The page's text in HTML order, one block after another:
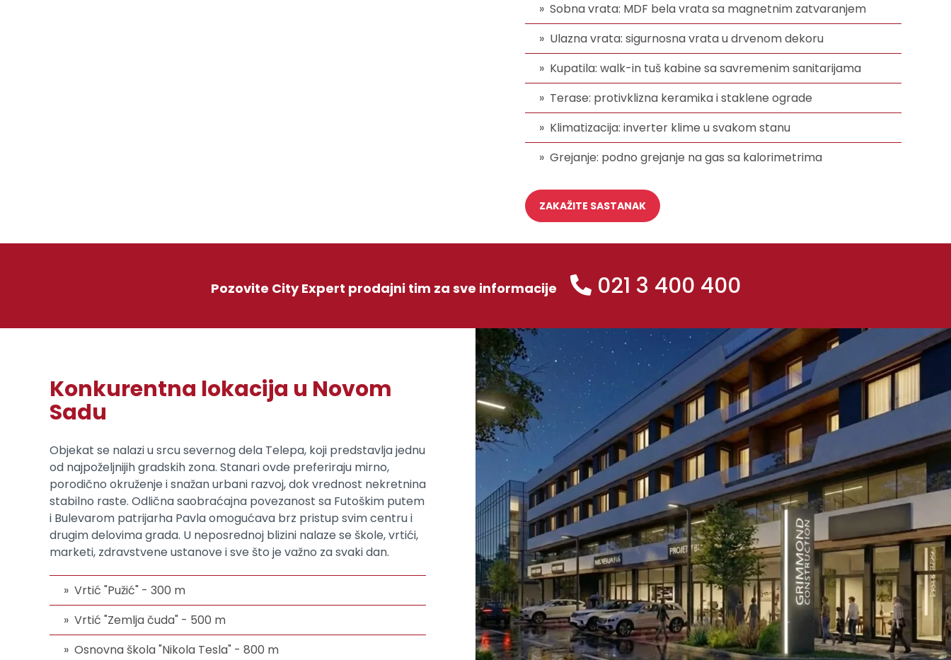
Sobna vrata: MDF bela vrata sa magnetnim zatvaranjem
Ulazna vrata: sigurnosna vrata u drvenom dekoru
Kupatila: walk-in tuš kabine sa savremenim sanitarijama
Terase: protivklizna keramika i staklene ograde
Klimatizacija: inverter klime u svakom stanu
Grejanje: podno grejanje na gas sa kalorimetrima
ZAKAŽITE SASTANAK
Pozovite City Expert prodajni tim za sve informacije 021 3 400 400
Konkurentna lokacija u Novom
Sadu
Objekat se nalazi u srcu severnog dela Telepa, koji predstavlja jednu
od najpoželjnijih gradskih zona. Stanari ovde preferiraju mirno,
porodično okruženje i snažan urbani razvoj, dok vrednost nekretnina
stabilno raste. Odlična saobraćajna povezanost sa Futoškim putem
i Bulevarom patrijarha Pavla omogućava brz pristup svim centru i
drugim delovima grada. U neposrednoj blizini nalaze se škole, vrtići,
marketi, zdravstvene ustanove i sve što je važno za svaki dan.
Vrtić "Pužić" - 300 m
Vrtić "Zemlja čuda" - 500 m
Osnovna škola "Nikola Tesla" - 800 m